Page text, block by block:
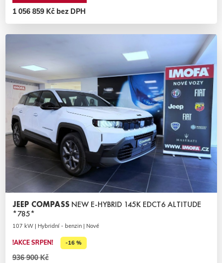
1 056 859 Kč bez DPH
JEEP COMPASS NEW E-HYBRID 145K EDCT6 ALTITUDE
*785*
107 kW | Hybridní - benzin | Nové
!AKCE SRPEN! -16 %
936 900 Kč